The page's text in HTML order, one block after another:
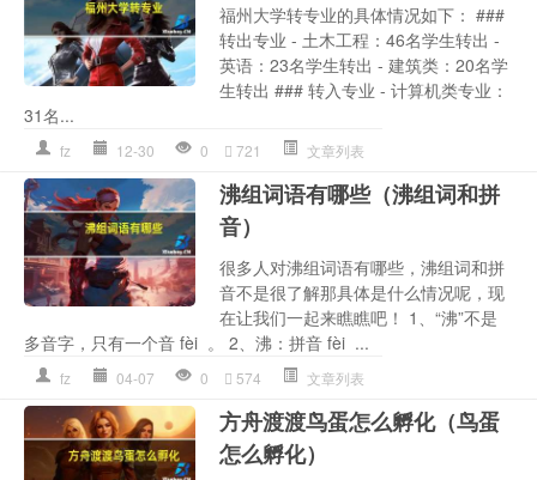
福州大学转专业的具体情况如下： ###
转出专业 - 土木工程：46名学生转出 -
英语：23名学生转出 - 建筑类：20名学
生转出 ### 转入专业 - 计算机类专业：
31名...
fz 12-30 0 721 文章列表
沸组词语有哪些（沸组词和拼
音）
很多人对沸组词语有哪些，沸组词和拼
音不是很了解那具体是什么情况呢，现
在让我们一起来瞧瞧吧！ 1、“沸”不是
多音字，只有一个音 fèi 。 2、沸：拼音 fèi ...
fz 04-07 0 574 文章列表
方舟渡渡鸟蛋怎么孵化（鸟蛋
怎么孵化）